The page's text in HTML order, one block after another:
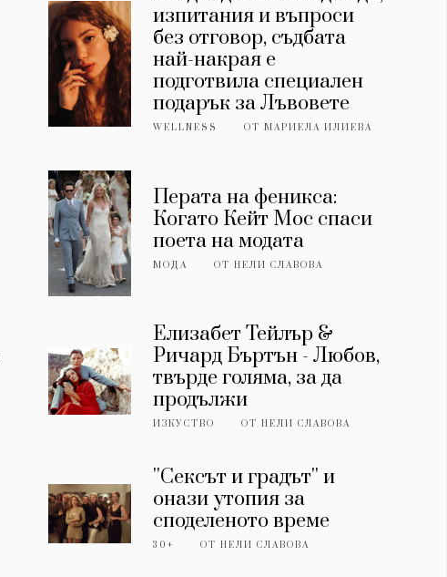
изпитания и въпроси
без отговор, съдбата
най-накрая е
подготвила специален
подарък за Лъвовете
WELLNESS ОТМАРИЕЛА ИЛИЕВА
Перата на феникса:
Когато Кейт Мос спаси
поета на модата
МОДА ОТНЕЛИ СЛАВОВА
Елизабет Тейлър &
Ричард Бъртън - Любов,
твърде голяма, за да
продължи
ИЗКУСТВО ОТНЕЛИ СЛАВОВА
''Сексът и градът'' и
онази утопия за
споделеното време
30+ ОТНЕЛИ СЛАВОВА